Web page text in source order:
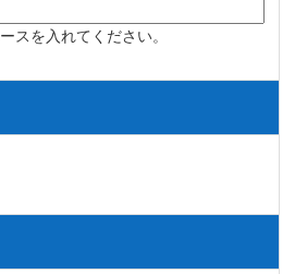
スを入れてください。